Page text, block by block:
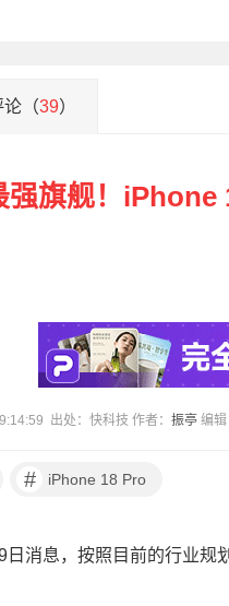
论（39）
强旗舰！iPhone
出处：快科技 作者： 振亭 编辑
# iPhone 18 Pro
日消息，按照目前的行业规